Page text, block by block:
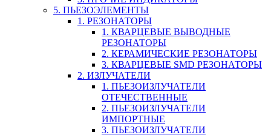
5. ПЬЕЗОЭЛЕМЕНТЫ
1. РЕЗОНАТОРЫ
1. КВАРЦЕВЫЕ ВЫВОДНЫЕ
РЕЗОНАТОРЫ
2. КЕРАМИЧЕСКИЕ РЕЗОНАТОРЫ
3. КВАРЦЕВЫЕ SMD РЕЗОНАТОРЫ
2. ИЗЛУЧАТЕЛИ
1. ПЬЕЗОИЗЛУЧАТЕЛИ
ОТЕЧЕСТВЕННЫЕ
2. ПЬЕЗОИЗЛУЧАТЕЛИ
ИМПОРТНЫЕ
3. ПЬЕЗОИЗЛУЧАТЕЛИ